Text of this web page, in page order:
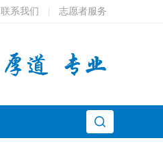
联系我们 志愿者服务